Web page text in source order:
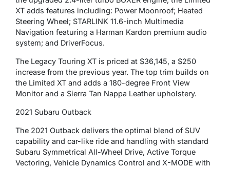
XT adds features including: Power Moonroof; Heated
Steering Wheel; STARLINK 11.6-inch Multimedia
Navigation featuring a Harman Kardon premium audio
system; and DriverFocus.
The Legacy Touring XT is priced at $36,145, a $250
increase from the previous year. The top trim builds on
the Limited XT and adds a 180-degree Front View
Monitor and a Sierra Tan Nappa Leather upholstery.
2021 Subaru Outback
The 2021 Outback delivers the optimal blend of SUV
capability and car-like ride and handling with standard
Subaru Symmetrical All-Wheel Drive, Active Torque
Vectoring, Vehicle Dynamics Control and X-MODE with